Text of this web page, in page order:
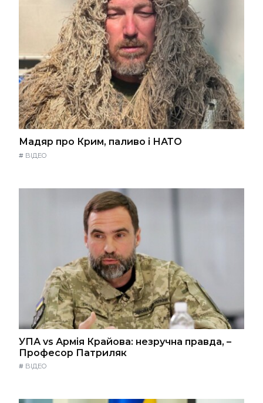
Мадяр про Крим, паливо і НАТО
# ВІДЕО
УПА vs Армія Крайова: незручна правда, –
Професор Патриляк
# ВІДЕО